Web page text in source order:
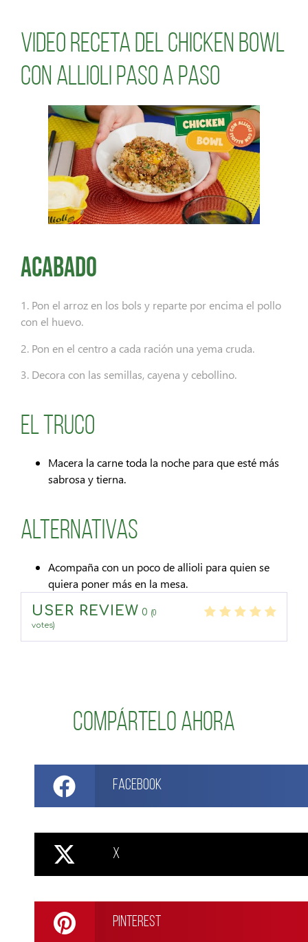
Video receta del Chicken Bowl
con Allioli paso a paso
Acabado
1. Pon el arroz en los bols y reparte por encima el pollo
con el huevo.
2. Pon en el centro a cada ración una yema cruda.
3. Decora con las semillas, cayena y cebollino.
El Truco
Macera la carne toda la noche para que esté más
sabrosa y tierna.
Alternativas
Acompaña con un poco de allioli para quien se
quiera poner más en la mesa.
USER REVIEW 0 (0
votes)
Compártelo ahora
Facebook
X
Pinterest